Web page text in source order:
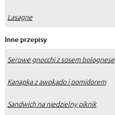
Lasagne
Inne przepisy
Serowe gnocchi z sosem bolognese
Kanapka z awokado i pomidorem
Sandwich na niedzielny piknik